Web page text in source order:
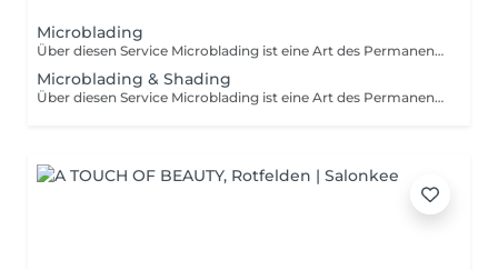
Microblading
Über diesen Service Microblading ist eine Art des Permanent-Make-ups, bei der mit sehr feinen Stichen die Augenbrauen korrigiert werden. Microblading zeichnet sich vor allem dadurch aus, dass es sehr dezent ist. Gut zu Wissen Permanent Make-Up hält in der Regel zwei bis drei Jahre. Um das Resultat noch besser zu schützen, ist die stetige Pflege durch Cremes mit Lichtschutzfaktor hilfreich. Einschränkungen Bei Hauterkrankungen und allergischen Reaktionen auf Pigmente ist es empfehlenswert, auf ein Permanent Make-Up zu verzichten. Bei anderen Erkrankungen sollte man sich im Vorfeld von einem Experten oder einem Arzt informieren lassen.
Microblading & Shading
Über diesen Service Microblading ist eine Art des Permanent-Make-ups, bei der mit sehr feinen Stichen die Augenbrauen korrigiert werden. Microblading zeichnet sich vor allem dadurch aus, dass es sehr dezent ist. Gut zu Wissen Permanent Make-Up hält in der Regel zwei bis drei Jahre. Um das Resultat noch besser zu schützen, ist die stetige Pflege durch Cremes mit Lichtschutzfaktor hilfreich. Einschränkungen Bei Hauterkrankungen und allergischen Reaktionen auf Pigmente ist es empfehlenswert, auf ein Permanent Make-Up zu verzichten. Bei anderen Erkrankungen sollte man sich im Vorfeld von einem Experten oder einem Arzt informieren lassen.